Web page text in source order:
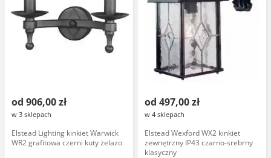
od 906,00 zł
w 3 sklepach
Elstead Lighting kinkiet Warwick
WR2 grafitowa czerni kuty żelazo
od 497,00 zł
w 4 sklepach
Elstead Wexford WX2 kinkiet
zewnętrzny IP43 czarno-srebrny
klasyczny